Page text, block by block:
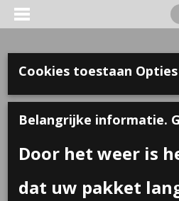
Cookies toestaan Opties
Belangrijke informatie.
Door het weer is
dat uw pakket